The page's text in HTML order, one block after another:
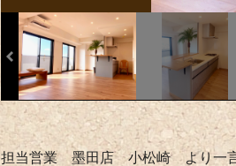
担当営業 墨田店 小松崎 より一